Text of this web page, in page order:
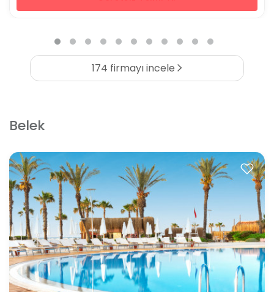
174 firmayı incele
Belek